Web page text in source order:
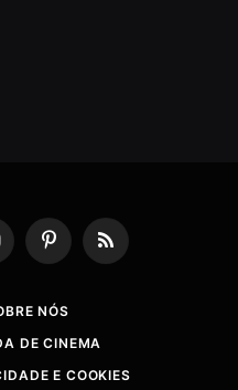
PinterestRSS
NÓS
DE CINEMA
E COOKIES